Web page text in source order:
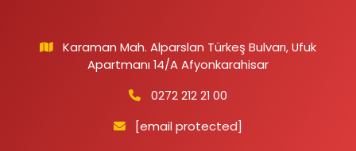
Karaman Mah. Alparslan Türkeş Bulvarı, Ufuk
Apartmanı 14/A Afyonkarahisar
0272 212 21 00
[email protected]